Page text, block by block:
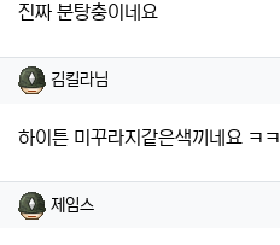
진짜 분탕충이네요
김킬라님님의 댓글
김킬라님
하이튼 미꾸라지같은색끼네요 ㅋㅋ
제임스님의 댓글
제임스